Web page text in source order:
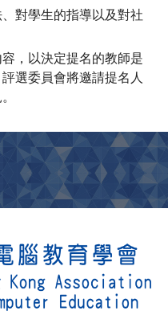
對學生的指導以及對社
，以決定提名的教師是
選委員會將邀請提名人